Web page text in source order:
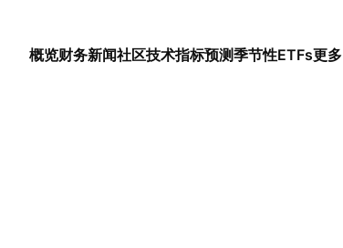
概览财务新闻社区技术指标预测季节性ETFs更多